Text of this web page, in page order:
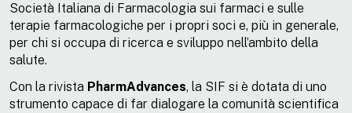
Società Italiana di Farmacologia sui farmaci e sulle
terapie farmacologiche per i propri soci e, più in generale,
per chi si occupa di ricerca e sviluppo nell’ambito della
salute.
Con la rivista PharmAdvances, la SIF si è dotata di uno
strumento capace di far dialogare la comunità scientifica